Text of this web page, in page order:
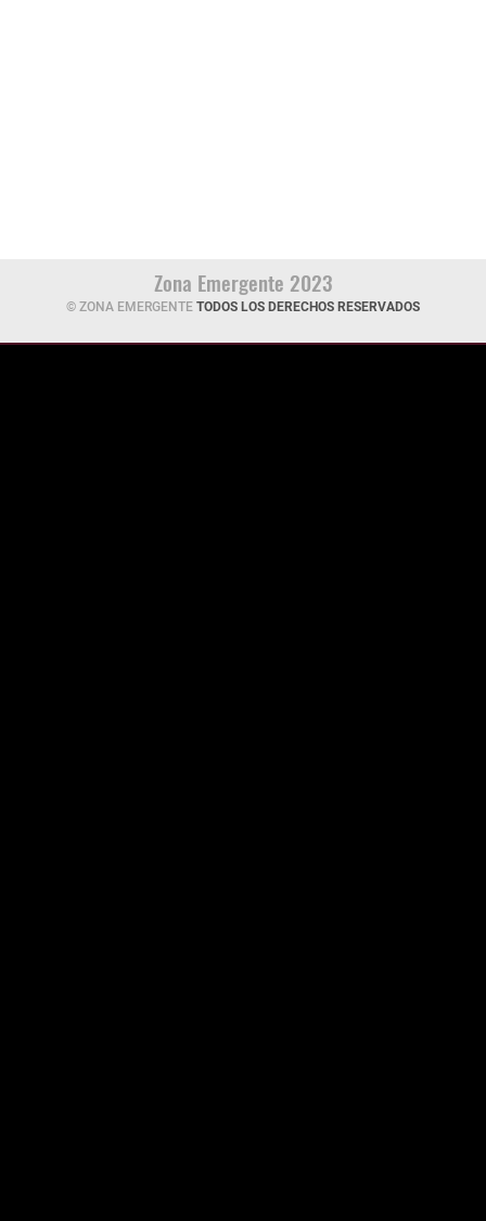
Zona Emergente 2023
© ZONA EMERGENTE TODOS LOS DERECHOS RESERVADOS